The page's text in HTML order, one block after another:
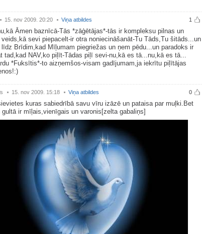
1
15. nov 2009. 20:20 Viņa atbildes
Āmen baznīcā-Tās *zāģētājas*-tās ir kompleksu pilnas un
sevi piepacelt-ir otra noniecināšanāt-Tu Tāds,Tu šitāds...un
Brīdim,kad Mīļumam piegriežas un ņem pēdu...un paradoks ir
tad,kad NAV,ko piļīt-Tādas piļī sevi-nu,kā es tā...nu,kā es tā...
*Fuksītis*-to aizņemšos-visam gadījumam,ja iekrītu piļītājas
0
15. nov 2009. 15:18 Viņa atbildes
kuras sabiedrībā savu vīru izāzē un pataisa par muļki.Bet
gultā ir mīļais,vienīgais un varonis[zelta gabaliņs]